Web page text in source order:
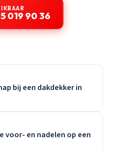
019 90 36
bij een dakdekker in
voor- en nadelen op een